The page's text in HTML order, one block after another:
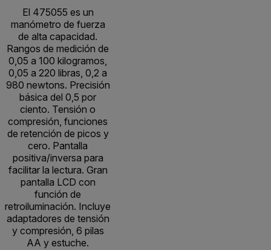
El 475055 es un
manómetro de fuerza
de alta capacidad.
Rangos de medición de
0,05 a 100 kilogramos,
0,05 a 220 libras, 0,2 a
980 newtons. Precisión
básica del 0,5 por
ciento. Tensión o
compresión, funciones
de retención de picos y
cero. Pantalla
positiva/inversa para
facilitar la lectura. Gran
pantalla LCD con
función de
retroiluminación. Incluye
adaptadores de tensión
y compresión, 6 pilas
AA y estuche.